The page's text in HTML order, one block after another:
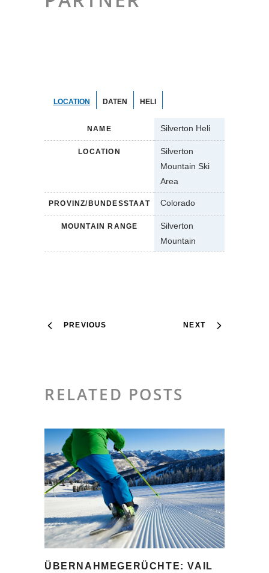
LOCATION DATEN HELI
NAME Silverton Heli
LOCATION
Silverton
Mountain Ski
Area
PROVINZ/BUNDESSTAAT Colorado
MOUNTAIN RANGE
Silverton
Mountain
PREVIOUS NEXT
RELATED POSTS
ÜBERNAHMEGERÜCHTE: VAIL